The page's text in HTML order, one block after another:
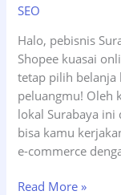
SEO
Halo, pebisnis
Shopee kuasai
tetap pilih belanja
peluangmu! Oleh
lokal Surabaya ini
bisa kamu
e-commerce
15
Read More »